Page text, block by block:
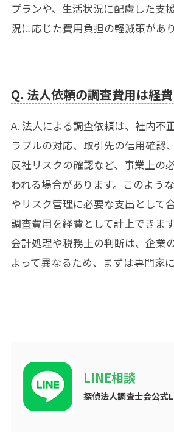
プランや、生活状況に配慮した支
況に応じた費用負担の軽減策があり
Q. 法人依頼の調査費用は経
A. 法人による調査依頼は、社内不
ラブルの対応、取引先の信用確認
反社リスクの確認など、事業上の
われる場合があります。このよう
やリスク管理に必要な支出として
調査費用を経費として計上できま
会計処理や税務上の判断は、企業
よって異なるため、まずは専門家
LINE相談
探偵法人調査士会公式